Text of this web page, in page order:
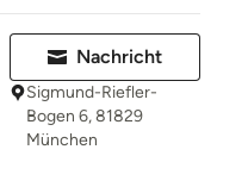
Nachricht
Sigmund-Riefler-
Bogen 6, 81829
München